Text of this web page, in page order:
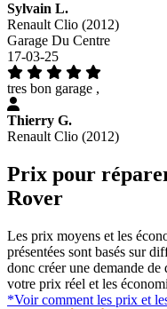
Sylvain L.
Renault Clio (2012)
Garage Du Centre
17-03-25
tres bon garage ,
Thierry G.
Renault Clio (2012)
Prix pour
Rover
Les prix moyens et les
présentées sont basés sur
donc créer une demande
votre prix réel et les
*Voir comment les prix et